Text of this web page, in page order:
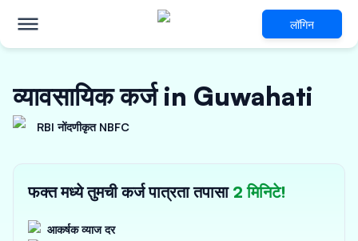
लॉगिन
व्यावसायिक कर्ज in Guwahati
RBI नोंदणीकृत NBFC
फक्त मध्ये तुमची कर्ज पात्रता तपासा 2 मिनिटे!
आकर्षक व्याज दर